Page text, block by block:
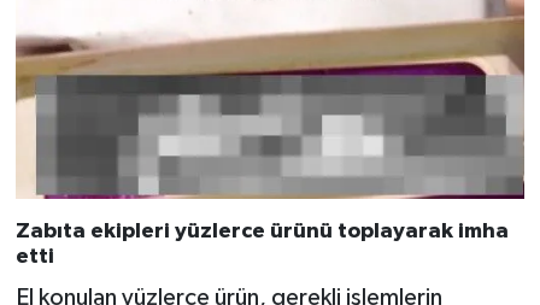
Zabıta ekipleri yüzlerce ürünü toplayarak imha
etti
El konulan yüzlerce ürün, gerekli işlemlerin